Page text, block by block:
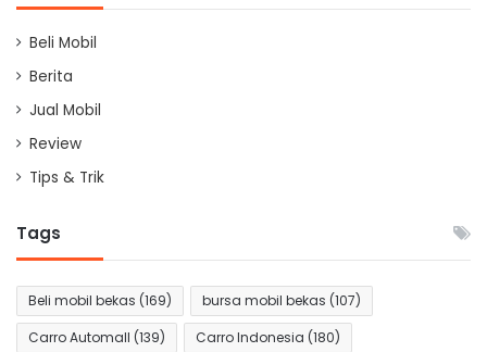
Beli Mobil
Berita
Jual Mobil
Review
Tips & Trik
Tags
Beli mobil bekas (169) bursa mobil bekas (107)
Carro Automall (139) Carro Indonesia (180)